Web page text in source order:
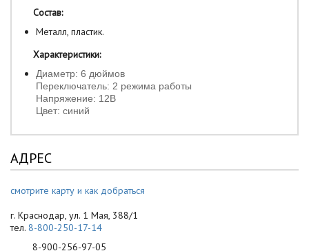
Состав:
Металл, пластик.
Характеристики:
Диаметр: 6 дюймов
Переключатель: 2 режима работы
Напряжение: 12В
Цвет: синий
АДРЕС
смотрите карту и как добраться
г. Краснодар, ул. 1 Мая, 388/1
тел. 8-800-250-17-14
8-900-256-97-05